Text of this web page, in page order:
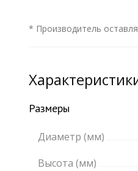
* Производитель
Размеры
Диаметр (мм)
Высота (мм)